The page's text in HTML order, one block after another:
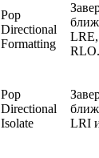
Pop
Directional
Formatting
RLO.
Pop
Directional
Isolate
LRI